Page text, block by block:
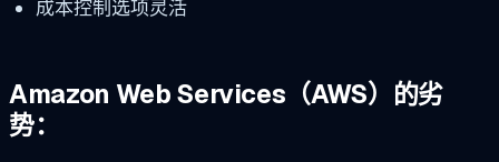
成本控制选项灵活
Amazon Web Services（AWS）的劣
势：